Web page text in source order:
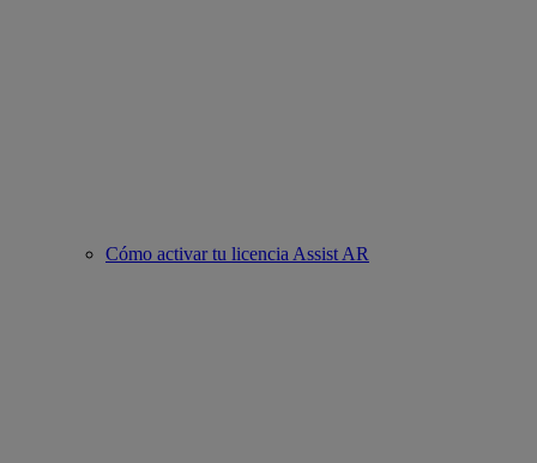
Cómo activar tu licencia Assist AR